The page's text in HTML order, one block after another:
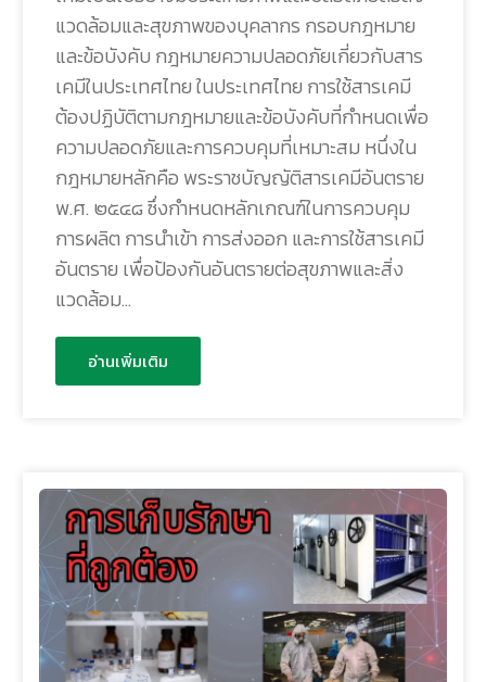
แวดล้อมและสุขภาพของบุคลากร กรอบกฎหมาย
และข้อบังคับ กฎหมายความปลอดภัยเกี่ยวกับสาร
เคมีในประเทศไทย ในประเทศไทย การใช้สารเคมี
ต้องปฏิบัติตามกฎหมายและข้อบังคับที่กำหนดเพื่อ
ความปลอดภัยและการควบคุมที่เหมาะสม หนึ่งใน
กฎหมายหลักคือ พระราชบัญญัติสารเคมีอันตราย
พ.ศ. ๒๕๔๘ ซึ่งกำหนดหลักเกณฑ์ในการควบคุม
การผลิต การนำเข้า การส่งออก และการใช้สารเคมี
อันตราย เพื่อป้องกันอันตรายต่อสุขภาพและสิ่ง
แวดล้อม…
อ่านเพิ่มเติม